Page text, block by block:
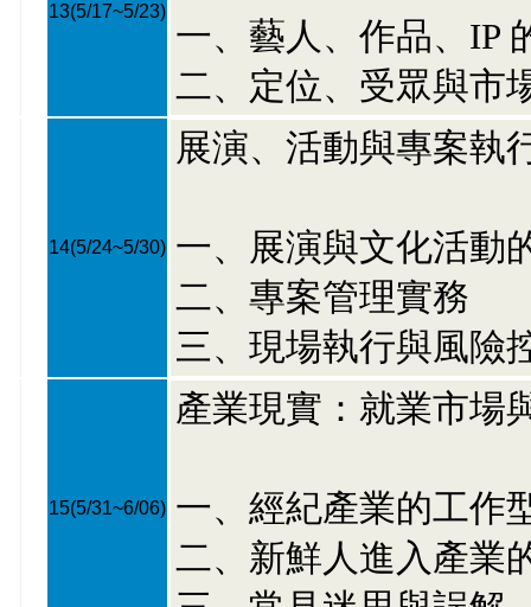
13(5/17~5/23)
一、藝人、作品、IP
二、定位、受眾與市
14(5/24~5/30)
展演、活動與專案執
一、展演與文化活動
二、專案管理實務
三、現場執行與風險
15(5/31~6/06)
產業現實：就業市場
一、經紀產業的工作
二、新鮮人進入產業